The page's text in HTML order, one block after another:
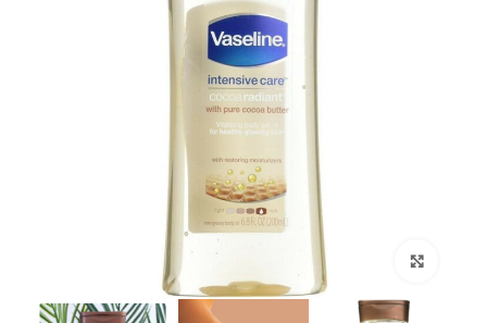
Click to enlarge